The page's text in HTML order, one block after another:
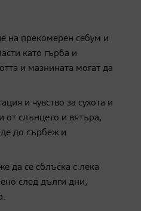
на прекомерен себум и
като гърба и
и мазнината могат да
и чувство за сухота и
от слънцето и вятъра,
до сърбеж и
да се сблъска с лека
след дълги дни,